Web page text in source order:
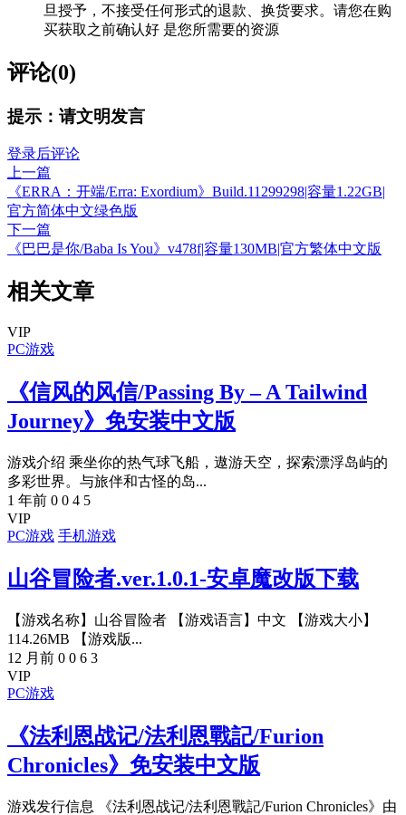
旦授予，不接受任何形式的退款、换货要求。请您在购
买获取之前确认好 是您所需要的资源
评论(0)
提示：请文明发言
登录后评论
上一篇
《ERRA：开端/Erra: Exordium》Build.11299298|容量1.22GB|
官方简体中文绿色版
下一篇
《巴巴是你/Baba Is You》v478f|容量130MB|官方繁体中文版
相关文章
VIP
PC游戏
《信风的风信/Passing By – A Tailwind
Journey》免安装中文版
游戏介绍 乘坐你的热气球飞船，遨游天空，探索漂浮岛屿的
多彩世界。与旅伴和古怪的岛...
1 年前 0 0 4 5
VIP
PC游戏 手机游戏
山谷冒险者.ver.1.0.1-安卓魔改版下载
【游戏名称】山谷冒险者 【游戏语言】中文 【游戏大小】
114.26MB 【游戏版...
12 月前 0 0 6 3
VIP
PC游戏
《法利恩战记/法利恩戰記/Furion
Chronicles》免安装中文版
游戏发行信息 《法利恩战记/法利恩戰記/Furion Chronicles》由